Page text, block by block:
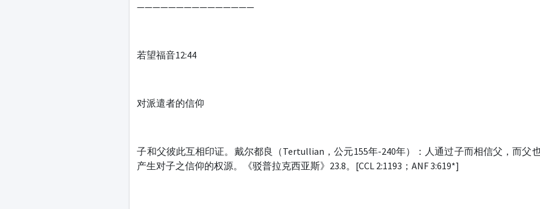
———————————————
若望福音12:44
对派遣者的信仰
子和父彼此互相印证。戴尔都良（Tertullian，公元155年-240年）：人通过子而相信父，而父
产生对子之信仰的权源。《驳普拉克西亚斯》23.8。[CCL 2:1193；ANF 3:619*]